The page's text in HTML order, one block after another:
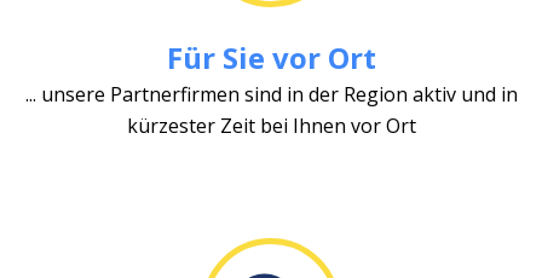
Für Sie vor Ort
... unsere Partnerfirmen sind in der Region aktiv und in
kürzester Zeit bei Ihnen vor Ort